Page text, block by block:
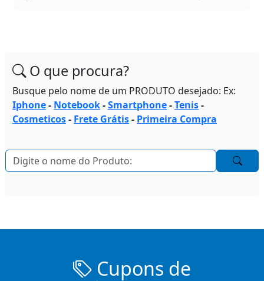
O que procura?
Busque pelo nome de um PRODUTO desejado: Ex:
Iphone- Notebook-Smartphone-Tenis-
Cosmeticos- Frete Grátis- Primeira Compra
Cupons de